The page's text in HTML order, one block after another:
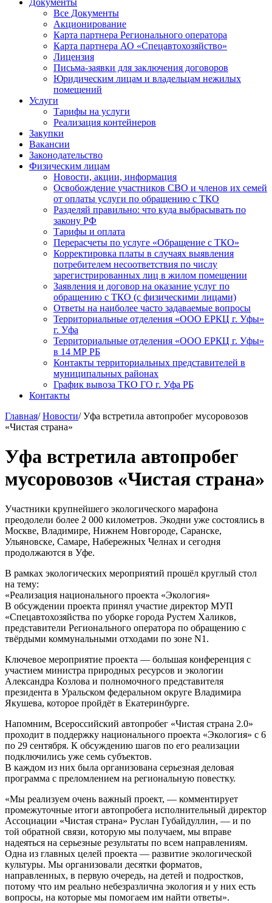
Все Документы
Акционирование
Карта партнера Регионального оператора
Карта партнера АО «Спецавтохозяйство»
Лицензия
Письма-заявки для заключения договоров
Юридическим лицам и владельцам нежилых
помещений
Услуги
Тарифы на услуги
Реализация контейнеров
Закупки
Вакансии
Законодательство
Физическим лицам
Новости, акции, информация
Освобождение участников СВО и членов их семей
от оплаты услуги по обращению с ТКО
Разделяй правильно: что куда выбрасывать по
закону РФ
Тарифы и оплата
Перерасчеты по услуге «Обращение с ТКО»
Корректировка платы в случаях выявления
потребителем несоответствия по числу
зарегистрированных лиц в жилом помещении
Заявления и договор на оказание услуг по
обращению с ТКО (с физическими лицами)
Ответы на наиболее часто задаваемые вопросы
Территориальные отделения «ООО ЕРКЦ г. Уфы»
г. Уфа
Территориальные отделения «ООО ЕРКЦ г. Уфы»
в 14 МР РБ
Контакты территориальных представителей в
муниципальных районах
График вывоза ТКО ГО г. Уфа РБ
Контакты
Главная/ Новости/ Уфа встретила автопробег мусоровозов
«Чистая страна»
Уфа встретила автопробег
мусоровозов «Чистая страна»
Участники крупнейшего экологического марафона
преодолели более 2 000 километров. Экодни уже состоялись в
Москве, Владимире, Нижнем Новгороде, Саранске,
Ульяновске, Самаре, Набережных Челнах и сегодня
продолжаются в Уфе.
В рамках экологических мероприятий прошёл круглый стол
на тему:
«Реализация национального проекта «Экология»
В обсуждении проекта принял участие директор МУП
«Спецавтохозяйства по уборке города Рустем Халиков,
представители Регионального оператора по обращению с
твёрдыми коммунальными отходами по зоне N1.
Ключевое мероприятие проекта — большая конференция с
участием министра природных ресурсов и экологии
Александра Козлова и полномочного представителя
президента в Уральском федеральном округе Владимира
Якушева, которое пройдёт в Екатеринбурге.
Напомним, Всероссийский автопробег «Чистая страна 2.0»
проходит в поддержку национального проекта «Экология» с 6
по 29 сентября. К обсуждению шагов по его реализации
подключились уже семь субъектов.
В каждом из них была организована серьезная деловая
программа с преломлением на региональную повестку.
«Мы реализуем очень важный проект, — комментирует
промежуточные итоги автопробега исполнительный директор
Ассоциации «Чистая страна» Руслан Губайдуллин, — и по
той обратной связи, которую мы получаем, мы вправе
надеяться на серьезные результаты по всем направлениям.
Одна из главных целей проекта — развитие экологической
культуры. Мы организовали десятки форматов,
направленных, в первую очередь, на детей и подростков,
потому что им реально небезразлична экология и у них есть
вопросы, на которые мы помогаем им найти ответы».